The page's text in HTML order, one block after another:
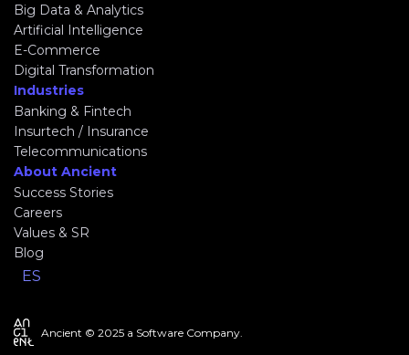
Big Data & Analytics
Artificial Intelligence
E-Commerce
Digital Transformation
Industries
Banking & Fintech
Insurtech / Insurance
Telecommunications
About Ancient
Success Stories
Careers
Values & SR
Blog
ES
Ancient © 2025 a Software Company.